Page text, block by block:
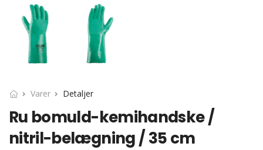
Varer Detaljer
Ru bomuld-kemihandske /
nitril-belægning / 35 cm